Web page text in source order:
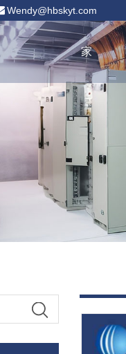
Wendy@hbskyt.com
家